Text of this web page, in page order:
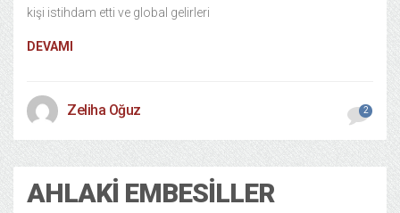
kişi istihdam etti ve global gelirleri
DEVAMI
Zeliha Oğuz 2
AHLAKI EMBESILLER